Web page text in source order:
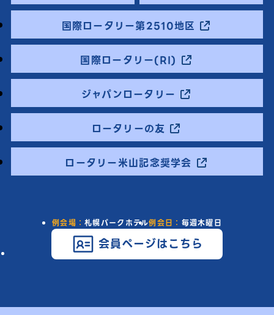
国際ロータリー第2510地区
国際ロータリー(RI)
ジャパンロータリー
ロータリーの友
ロータリー米山記念奨学会
例会場：札幌パークホテル例会日： 毎週木曜日
会員ページはこちら